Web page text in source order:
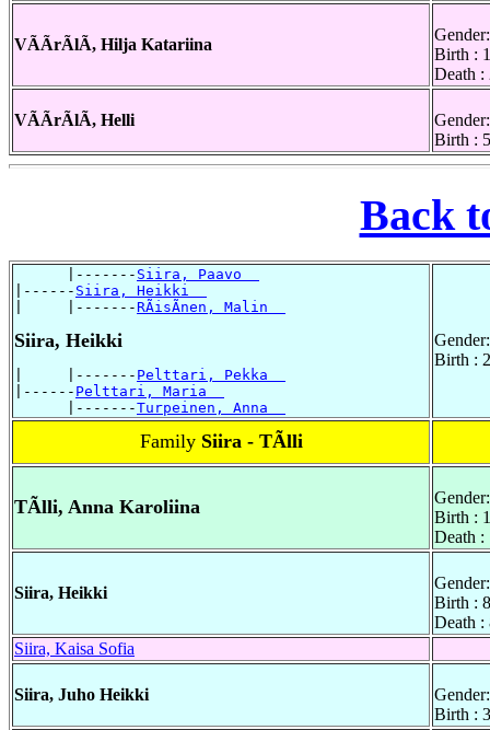
VÃÃrÃlÃ, Hilja Katariina
Birth :
Death :
VÃÃrÃlÃ, Helli
Birth :
Back
      |-------
Siira, Paavo
|------ Siira, Heikki
|     |-------RÃisÃnen, Malin
Siira, Heikki
|     |------- Pelttari, Pekka
|------ Pelttari, Maria
      |-------
Turpeinen, Anna
Birth :
Family Siira - TÃlli
TÃlli, Anna Karoliina
Birth :
Death :
Siira, Heikki
Birth :
Death :
Siira, Kaisa Sofia
Siira, Juho Heikki
Birth :